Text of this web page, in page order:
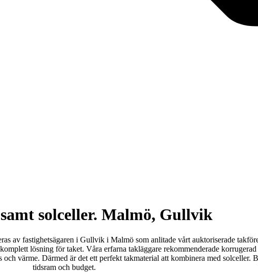
solceller. Malmö, Gullvik
av fastighetsägaren i Gullvik i Malmö som anlitade vårt auktoriserade
lösning för taket. Våra erfarna takläggare rekommenderade
värme. Därmed är det ett perfekt takmaterial att kombinera med solceller.
tidsram och budget.